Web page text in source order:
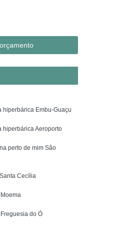
Hiperbárica
Grande
Paulo
Grande
de Feridas
Feridas
hiperbárica Embu-Guaçu
hiperbárica Aeroporto
perto de mim São
Cecília
do Ó